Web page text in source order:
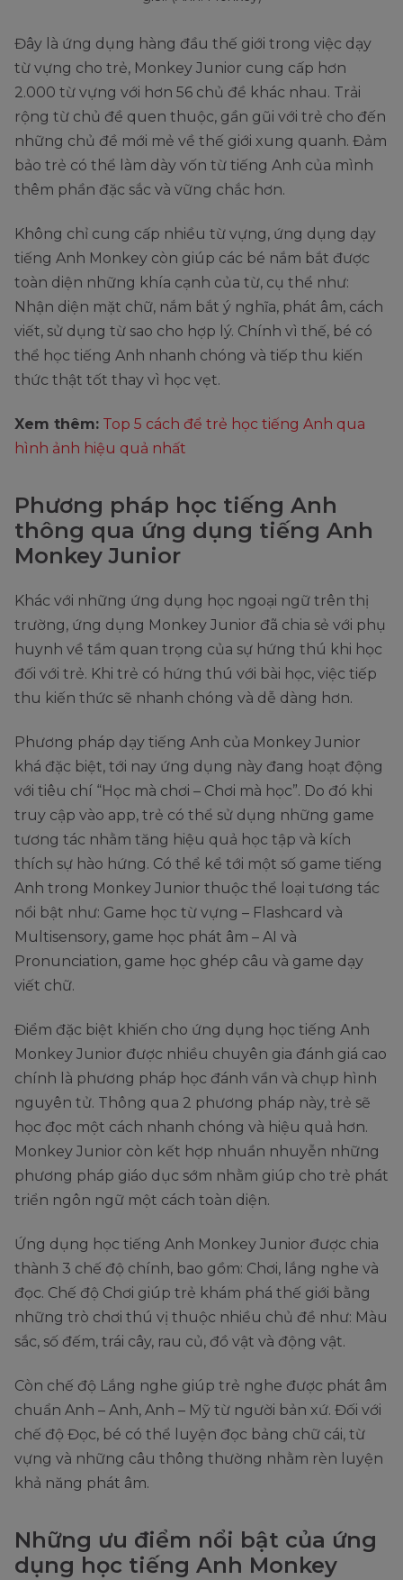
Monkey
Speak
1 năm
1.199.000 42% 699.000
664.000
Trọn
đời
1.424.000
Đây là ứng dụng hàng đầu thế giới trong việc dạy
từ vựng cho trẻ, Monkey Junior cung cấp hơn
2.000 từ vựng với hơn 56 chủ đề khác nhau. Trải
rộng từ chủ đề quen thuộc, gần gũi với trẻ cho đến
những chủ đề mới mẻ về thế giới xung quanh. Đảm
bảo trẻ có thể làm dày vốn từ tiếng Anh của mình
thêm phần đặc sắc và vững chắc hơn.
Không chỉ cung cấp nhiều từ vựng, ứng dụng dạy
tiếng Anh Monkey còn giúp các bé nắm bắt được
toàn diện những khía cạnh của từ, cụ thể như:
Nhận diện mặt chữ, nắm bắt ý nghĩa, phát âm, cách
viết, sử dụng từ sao cho hợp lý. Chính vì thế, bé có
thể học tiếng Anh nhanh chóng và tiếp thu kiến
thức thật tốt thay vì học vẹt.
Xem thêm: Top 5 cách để trẻ học tiếng Anh qua
hình ảnh hiệu quả nhất
Phương pháp học tiếng Anh
thông qua ứng dụng tiếng Anh
Monkey Junior
Khác với những ứng dụng học ngoại ngữ trên thị
trường, ứng dụng Monkey Junior đã chia sẻ với phụ
huynh về tầm quan trọng của sự hứng thú khi học
đối với trẻ. Khi trẻ có hứng thú với bài học, việc tiếp
thu kiến thức sẽ nhanh chóng và dễ dàng hơn.
Phương pháp dạy tiếng Anh của Monkey Junior
khá đặc biệt, tới nay ứng dụng này đang hoạt động
với tiêu chí “Học mà chơi – Chơi mà học”. Do đó khi
truy cập vào app, trẻ có thể sử dụng những game
tương tác nhằm tăng hiệu quả học tập và kích
thích sự hào hứng. Có thể kể tới một số game tiếng
Anh trong Monkey Junior thuộc thể loại tương tác
nổi bật như: Game học từ vựng – Flashcard và
Multisensory, game học phát âm – AI và
Pronunciation, game học ghép câu và game dạy
viết chữ.
Điểm đặc biệt khiến cho ứng dụng học tiếng Anh
Monkey Junior được nhiều chuyên gia đánh giá cao
chính là phương pháp học đánh vần và chụp hình
nguyên tử. Thông qua 2 phương pháp này, trẻ sẽ
học đọc một cách nhanh chóng và hiệu quả hơn.
Monkey Junior còn kết hợp nhuần nhuyễn những
phương pháp giáo dục sớm nhằm giúp cho trẻ phát
triển ngôn ngữ một cách toàn diện.
Ứng dụng học tiếng Anh Monkey Junior được chia
thành 3 chế độ chính, bao gồm: Chơi, lắng nghe và
đọc. Chế độ Chơi giúp trẻ khám phá thế giới bằng
những trò chơi thú vị thuộc nhiều chủ đề như: Màu
sắc, số đếm, trái cây, rau củ, đồ vật và động vật.
Còn chế độ Lắng nghe giúp trẻ nghe được phát âm
chuẩn Anh – Anh, Anh – Mỹ từ người bản xứ. Đối với
chế độ Đọc, bé có thể luyện đọc bảng chữ cái, từ
vựng và những câu thông thường nhằm rèn luyện
khả năng phát âm.
Những ưu điểm nổi bật của ứng
dụng học tiếng Anh Monkey